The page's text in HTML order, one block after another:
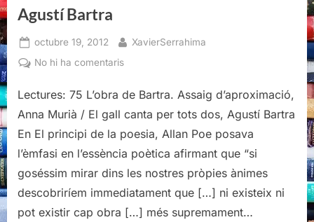
Agustí Bartra
Posted
on
octubre 19, 2012 By
XavierSerrahima
No hi ha comentarisa
de
Bartra.
d’aproximació,
Anna
Murià
/
El
Lectures: 75 L’obra de Bartra. Assaig d’aproximació,
Anna Murià / El gall canta per tots dos, Agustí Bartra
En El principi de la poesia, Allan Poe posava
l’èmfasi en l’essència poètica afirmant que “si
goséssim mirar dins les nostres pròpies ànimes
descobriríem immediatament que […] ni existeix ni
pot existir cap obra […] més supremament…